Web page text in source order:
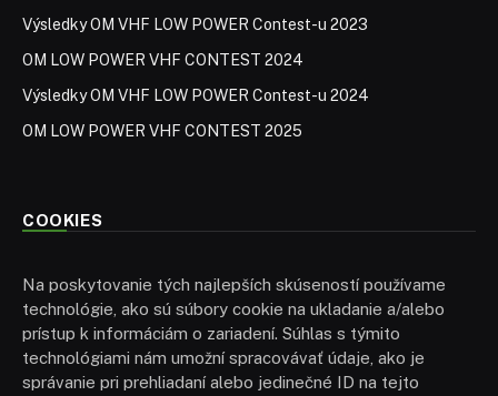
Výsledky OM VHF LOW POWER Contest-u 2023
OM LOW POWER VHF CONTEST 2024
Výsledky OM VHF LOW POWER Contest-u 2024
OM LOW POWER VHF CONTEST 2025
COOKIES
Na poskytovanie tých najlepších skúseností používame
technológie, ako sú súbory cookie na ukladanie a/alebo
prístup k informáciám o zariadení. Súhlas s týmito
technológiami nám umožní spracovávať údaje, ako je
správanie pri prehliadaní alebo jedinečné ID na tejto